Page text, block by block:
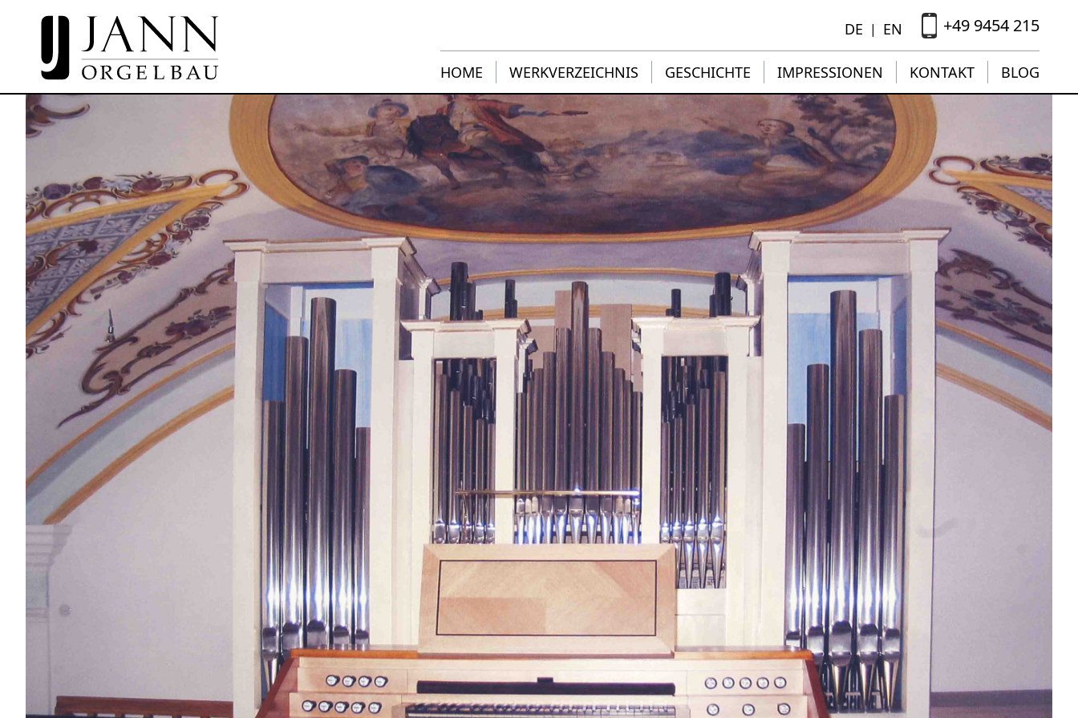
DE | EN +49 9454 215
HOME WERKVERZEICHNIS GESCHICHTE IMPRESSIONEN KONTAKT BLOG